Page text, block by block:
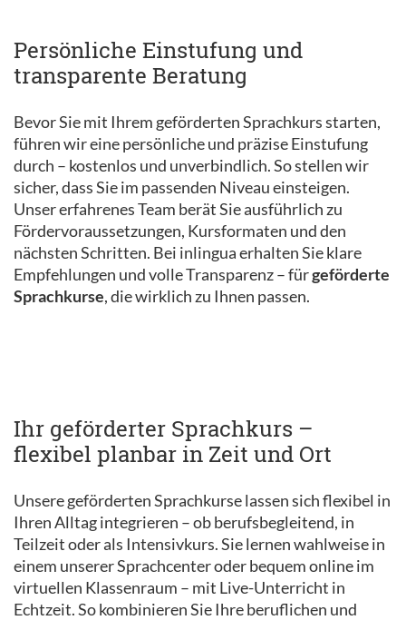
Persönliche Einstufung und
transparente Beratung
Bevor Sie mit Ihrem geförderten Sprachkurs starten,
führen wir eine persönliche und präzise Einstufung
durch – kostenlos und unverbindlich. So stellen wir
sicher, dass Sie im passenden Niveau einsteigen.
Unser erfahrenes Team berät Sie ausführlich zu
Fördervoraussetzungen, Kursformaten und den
nächsten Schritten. Bei inlingua erhalten Sie klare
Empfehlungen und volle Transparenz – fürgeförderte
Sprachkurse, die wirklich zu Ihnen passen.
Ihr geförderter Sprachkurs –
flexibel planbar in Zeit und Ort
Unsere geförderten Sprachkurse lassen sich flexibel in
Ihren Alltag integrieren – ob berufsbegleitend, in
Teilzeit oder als Intensivkurs. Sie lernen wahlweise in
einem unserer Sprachcenter oder bequem online im
virtuellen Klassenraum – mit Live-Unterricht in
Echtzeit. So kombinieren Sie Ihre beruflichen und